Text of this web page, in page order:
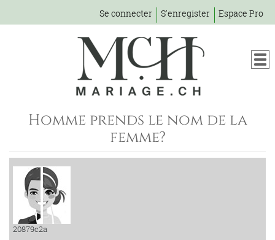
Se connecter S'enregister Espace Pro
Homme prends le nom de la
femme?
20879c2a